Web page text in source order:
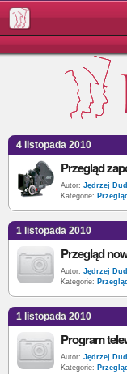
4 listopada 2010
Przegląd
Autor: Jędrzej
Kategorie:
1 listopada 2010
Autor: Jędrzej
Kategorie:
1 listopada 2010
Autor: Jędrzej
Kategorie: